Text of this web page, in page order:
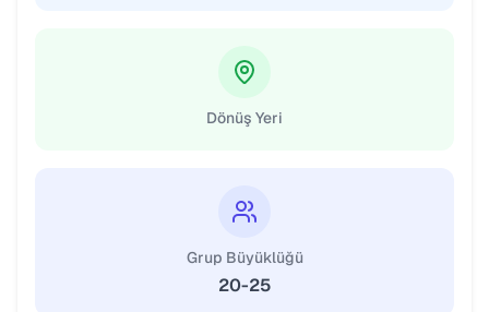
Dönüş Yeri
Grup Büyüklüğü
20-25